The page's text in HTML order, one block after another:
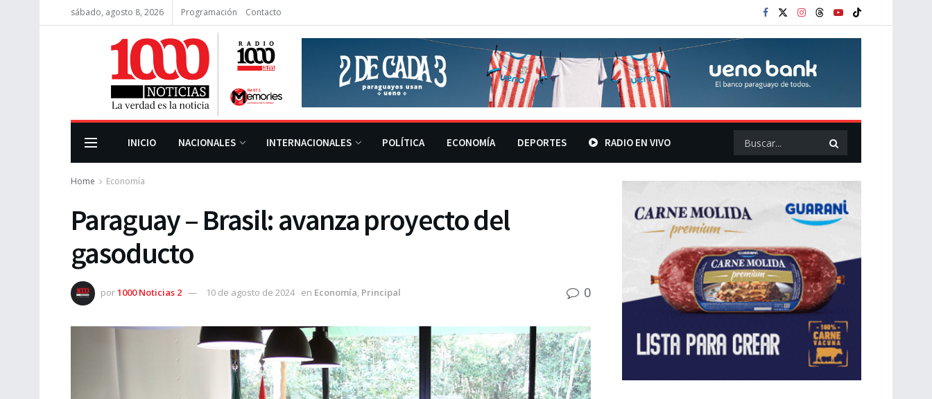
sábado, agosto 8, 2026 Programación Contacto
INICIO NACIONALES INTERNACIONALES POLÍTICA ECONOMÍA DEPORTES RADIO EN VIVO
Home Economía
Paraguay – Brasil: avanza proyecto del
gasoducto
por1000 Noticias 2 10 de agosto de 2024 en Economía, Principal 0